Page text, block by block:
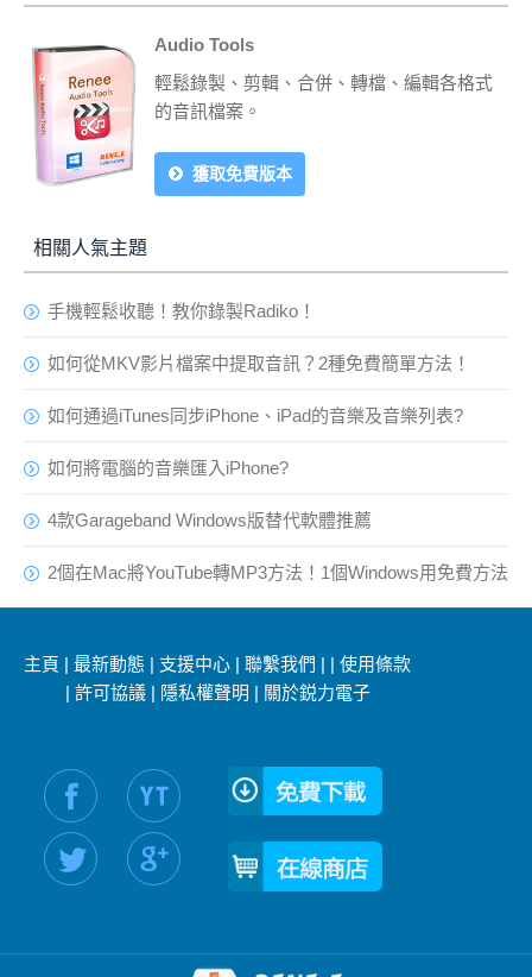
Audio Tools
輕鬆錄製、剪輯、合併、轉檔、編輯各格式
的音訊檔案。
獲取免費版本
相關人氣主題
手機輕鬆收聽！教你錄製Radiko！
如何從MKV影片檔案中提取音訊？2種免費簡單方法！
如何通過iTunes同步iPhone、iPad的音樂及音樂列表?
如何將電腦的音樂匯入iPhone?
4款Garageband Windows版替代軟體推薦
2個在Mac將YouTube轉MP3方法！1個Windows用免費方法
主頁 |最新動態 | 支援中心 |聯繫我們 | |使用條款
| 許可協議| 隱私權聲明 | 關於鋭力電子
社交媒體信息：